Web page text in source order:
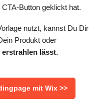
Button geklickt hat.
nutzt, kannst Du Dir
Produkt oder
lässt.
mit Wix >>